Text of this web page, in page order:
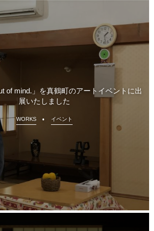
of mind.」を真鶴町のアートイベントに出
展いたしました
WORKS イベント